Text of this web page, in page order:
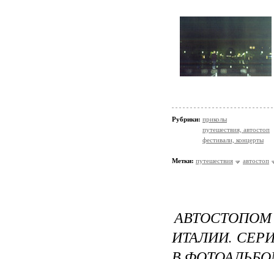
Рубрики: приколы
путешествия, автостоп
фестивали, концерты
Метки: путешествия автостоп
ИТАЛИИ.